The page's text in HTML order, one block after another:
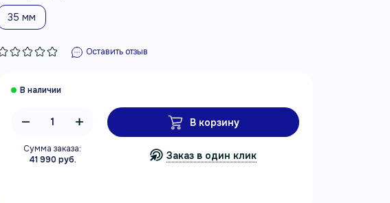
35 мм
Оставить отзыв
Сумма заказа:
41 990 руб.
В корзину
Заказ в один клик